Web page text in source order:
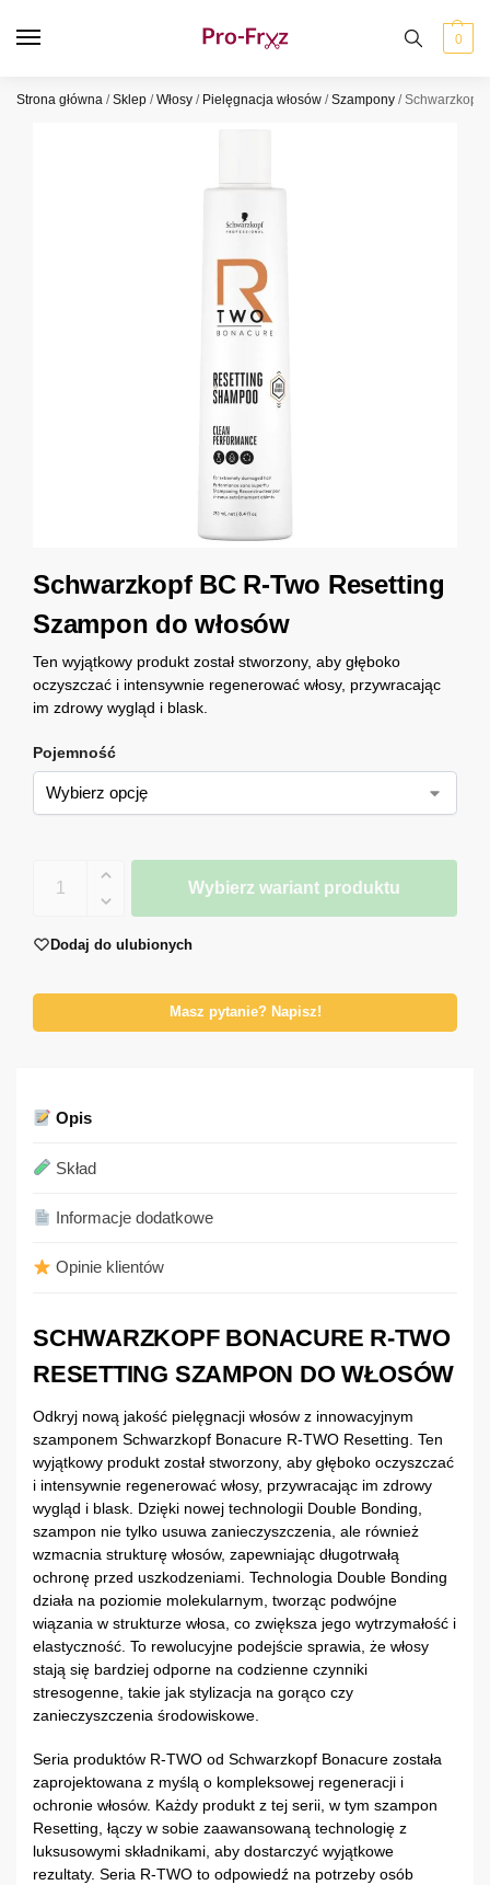
0
Strona główna /Sklep /Włosy / Pielęgnacja włosów /Szampony /Schwarzkopf
Schwarzkopf BC R-Two Resetting
Szampon do włosów
Ten wyjątkowy produkt został stworzony, aby głęboko
oczyszczać i intensywnie regenerować włosy, przywracając
im zdrowy wygląd i blask.
Pojemność
Wybierz wariant produktu
Dodaj do ulubionych
Masz pytanie? Napisz!
Opis
Skład
Informacje dodatkowe
Opinie klientów
SCHWARZKOPF BONACURE R-TWO
RESETTING SZAMPON DO WŁOSÓW
Odkryj nową jakość pielęgnacji włosów z innowacyjnym
szamponem Schwarzkopf Bonacure R-TWO Resetting. Ten
wyjątkowy produkt został stworzony, aby głęboko oczyszczać
i intensywnie regenerować włosy, przywracając im zdrowy
wygląd i blask. Dzięki nowej technologii Double Bonding,
szampon nie tylko usuwa zanieczyszczenia, ale również
wzmacnia strukturę włosów, zapewniając długotrwałą
ochronę przed uszkodzeniami. Technologia Double Bonding
działa na poziomie molekularnym, tworząc podwójne
wiązania w strukturze włosa, co zwiększa jego wytrzymałość i
elastyczność. To rewolucyjne podejście sprawia, że włosy
stają się bardziej odporne na codzienne czynniki
stresogenne, takie jak stylizacja na gorąco czy
zanieczyszczenia środowiskowe.
Seria produktów R-TWO od Schwarzkopf Bonacure została
zaprojektowana z myślą o kompleksowej regeneracji i
ochronie włosów. Każdy produkt z tej serii, w tym szampon
Resetting, łączy w sobie zaawansowaną technologię z
luksusowymi składnikami, aby dostarczyć wyjątkowe
rezultaty. Seria R-TWO to odpowiedź na potrzeby osób